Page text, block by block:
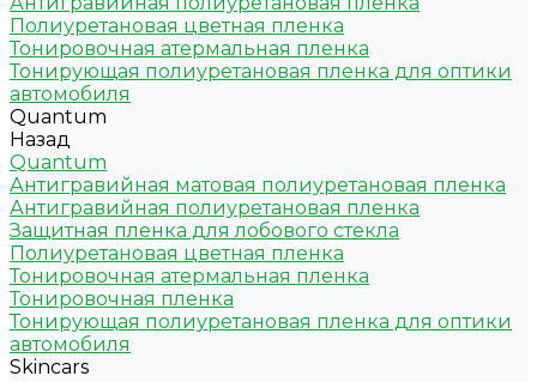
Полиуретановая цветная пленка
Тонировочная атермальная пленка
Тонирующая полиуретановая пленка для оптики
автомобиля
Quantum
Назад
Quantum
Антигравийная матовая полиуретановая пленка
Антигравийная полиуретановая пленка
Защитная пленка для лобового стекла
Полиуретановая цветная пленка
Тонировочная атермальная пленка
Тонировочная пленка
Тонирующая полиуретановая пленка для оптики
автомобиля
Skincars